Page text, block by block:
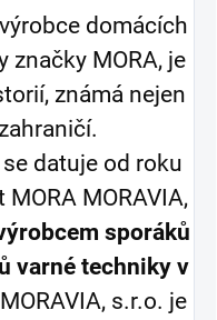
domácích
značky MORA, je
známá nejen
datuje od roku
MORAVIA,
sporáků
varné techniky v
s.r.o. je